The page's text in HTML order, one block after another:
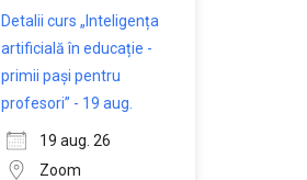
Detalii curs „Inteligența
artificială în educație -
primii pași pentru
profesori” - 19 aug.
19 aug. 26
Zoom